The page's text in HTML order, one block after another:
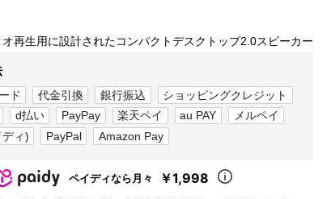
再生用に設計されたコンパクトデスクトップ2.0スピーカー
ド 代金引換 銀行振込
ショッピングクレジット
d払い PayPay 楽天ペイ au PAY
メルペイ
ィ)
PayPal Amazon Pay
ペイディなら月々 ￥1,998